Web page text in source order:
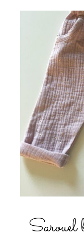
Sarouel